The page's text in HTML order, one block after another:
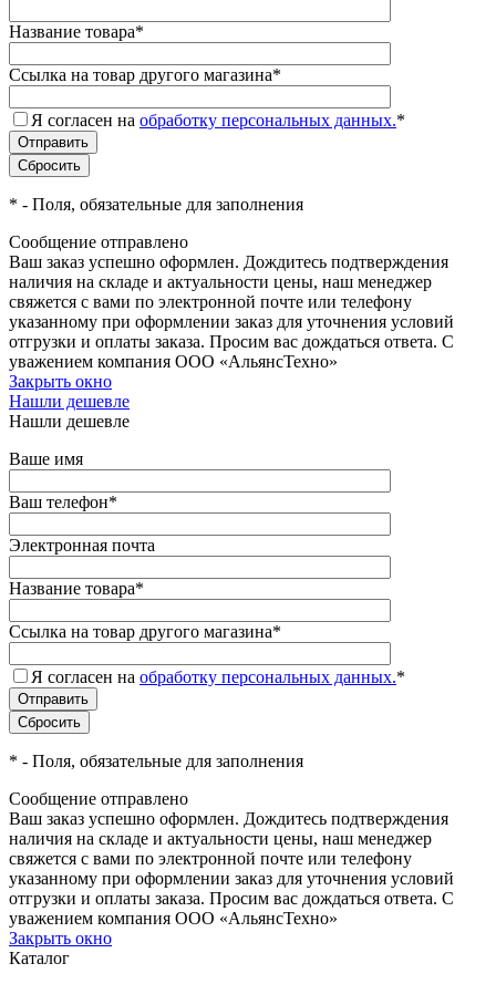
Название товара*
Ссылка на товар другого магазина*
Я согласен на обработку персональных данных.*
* - Поля, обязательные для заполнения
Сообщение отправлено
Ваш заказ успешно оформлен. Дождитесь подтверждения
наличия на складе и актуальности цены, наш менеджер
свяжется с вами по электронной почте или телефону
указанному при оформлении заказ для уточнения условий
отгрузки и оплаты заказа. Просим вас дождаться ответа. С
уважением компания ООО «АльянсТехно»
Закрыть окно
Нашли дешевле
Нашли дешевле
Ваше имя
Ваш телефон*
Электронная почта
Название товара*
Ссылка на товар другого магазина*
Я согласен на обработку персональных данных.*
* - Поля, обязательные для заполнения
Сообщение отправлено
Ваш заказ успешно оформлен. Дождитесь подтверждения
наличия на складе и актуальности цены, наш менеджер
свяжется с вами по электронной почте или телефону
указанному при оформлении заказ для уточнения условий
отгрузки и оплаты заказа. Просим вас дождаться ответа. С
уважением компания ООО «АльянсТехно»
Закрыть окно
Каталог